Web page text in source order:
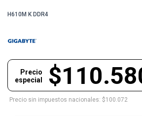
H610M K DDR4
Precio
especial
Precio sin impuestos nacionales: $100.072